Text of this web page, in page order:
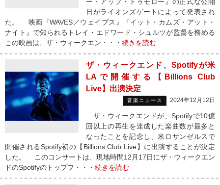
日がライオンズゲートによって発表され
た。 映画『WAVES／ウェイブス』『イット・カムズ・アット・
ナイト』で知られるトレイ・エドワード・シュルツが監督を務める
この映画は、ザ・ウィークエン・・・ 続きを読む
ザ・ウィークエンド、Spotifyが米
LAで開催する【Billions Club
Live】出演決定
音楽ニュース 2024年12月12日
ザ・ウィークエンドが、Spotifyで10億
回以上の再生を達成した楽曲数が最多と
なったことを記念し、米ロサンゼルスで
開催されるSpotify初の【Billions Club Live】に出演することが決定
した。 このコンサートは、現地時間12月17日にザ・ウィークエン
ドのSpotifyのトップフ・・・ 続きを読む